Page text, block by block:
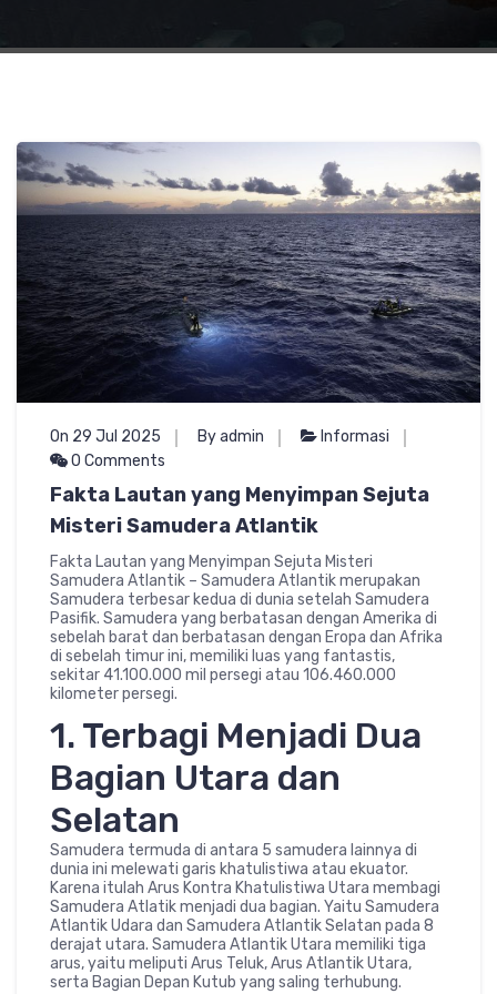
On 29 Jul 2025 By admin
Informasi
0 Comments
Fakta Lautan yang Menyimpan Sejuta
Misteri Samudera Atlantik
Fakta Lautan yang Menyimpan Sejuta Misteri
Samudera Atlantik – Samudera Atlantik merupakan
Samudera terbesar kedua di dunia setelah Samudera
Pasifik. Samudera yang berbatasan dengan Amerika di
sebelah barat dan berbatasan dengan Eropa dan Afrika
di sebelah timur ini, memiliki luas yang fantastis,
sekitar 41.100.000 mil persegi atau 106.460.000
kilometer persegi.
1. Terbagi Menjadi Dua
Bagian Utara dan
Selatan
Samudera termuda di antara 5 samudera lainnya di
dunia ini melewati garis khatulistiwa atau ekuator.
Karena itulah Arus Kontra Khatulistiwa Utara membagi
Samudera Atlatik menjadi dua bagian. Yaitu Samudera
Atlantik Udara dan Samudera Atlantik Selatan pada 8
derajat utara. Samudera Atlantik Utara memiliki tiga
arus, yaitu meliputi Arus Teluk, Arus Atlantik Utara,
serta Bagian Depan Kutub yang saling terhubung.